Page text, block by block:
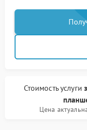
Стоимость услуги
Цена